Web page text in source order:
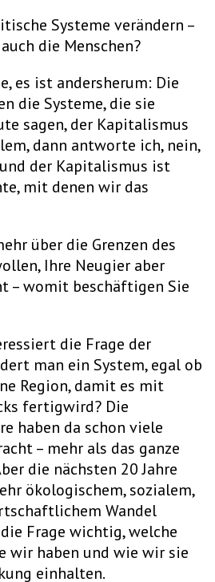
Systeme verändern –
die Menschen?
es ist andersherum: Die
die Systeme, die sie
sagen, der Kapitalismus
dann antworte ich, nein,
der Kapitalismus ist
mit denen wir das
über die Grenzen des
Ihre Neugier aber
– womit beschäftigen Sie
die Frage der
man ein System, egal ob
Region, damit es mit
fertigwird? Die
haben da schon viele
– mehr als das ganze
die nächsten 20 Jahre
ökologischem, sozialem,
Wandel
Frage wichtig, welche
wir haben und wie wir sie
einhalten.